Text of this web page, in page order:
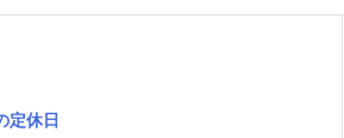
定休日